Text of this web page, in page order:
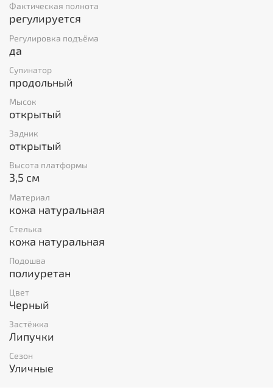
Фактическая полнота
регулируется
Регулировка подъёма
да
Супинатор
продольный
Мысок
открытый
Задник
открытый
Высота платформы
3,5 см
Материал
кожа натуральная
Стелька
кожа натуральная
Подошва
полиуретан
Цвет
Черный
Застёжка
Липучки
Сезон
Уличные